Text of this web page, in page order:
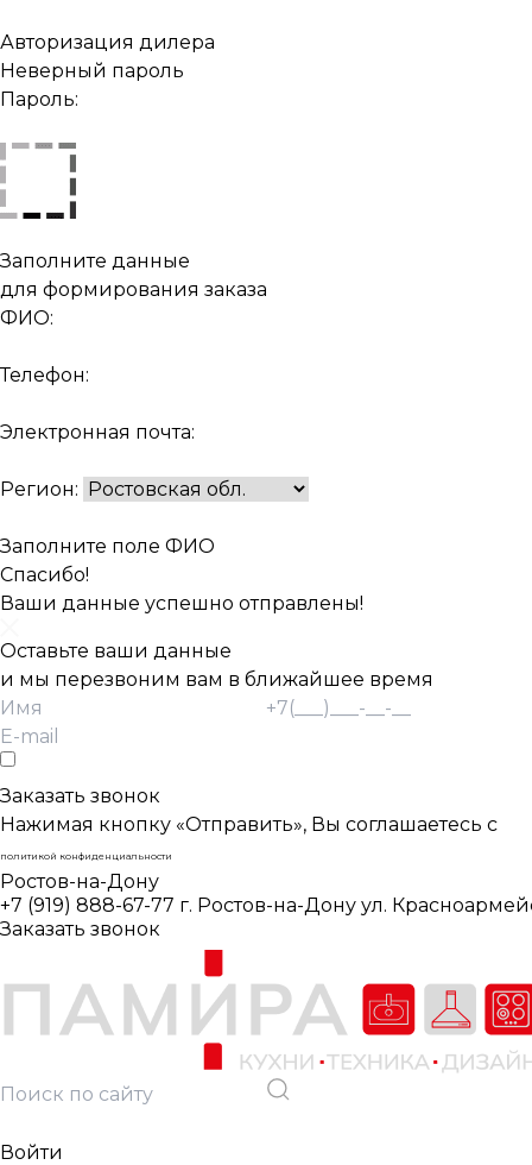
Авторизация дилера
Неверный пароль
Пароль:
Заполните данные
для формирования заказа
ФИО:
Телефон:
Электронная почта:
Регион:
Заполните поле ФИО
Спасибо!
Ваши данные успешно отправлены!
Оставьте ваши данные
и мы перезвоним вам в ближайшее время
Заказать звонок
Нажимая кнопку «Отправить», Вы соглашаетесь с
политикой конфиденциальности
Ростов-на-Дону
+7 (919) 888-67-77 г. Ростов-на-Дону ул.
Заказать звонок
Войти